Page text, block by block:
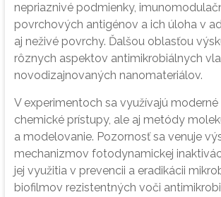
nepriaznivé podmienky,
povrchových antigénov a ich úloha v
aj neživé povrchy. Ďalšou oblasťou
rôznych aspektov antimikrobiálnych
novodizajnovaných nanomateriálov.
V experimentoch sa využívajú
chemické prístupy, ale aj metódy
a modelovanie. Pozornosť sa venuje
mechanizmov fotodynamickej
jej využitia v prevencii a eradikácii
biofilmov rezistentných voči